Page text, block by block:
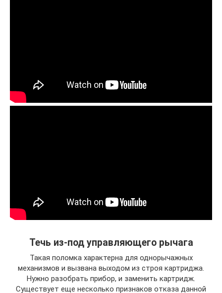
Течь из-под управляющего рычага
Такая поломка характерна для однорычажных
механизмов и вызвана выходом из строя картриджа.
Нужно разобрать прибор, и заменить картридж.
Существует еще несколько признаков отказа данной